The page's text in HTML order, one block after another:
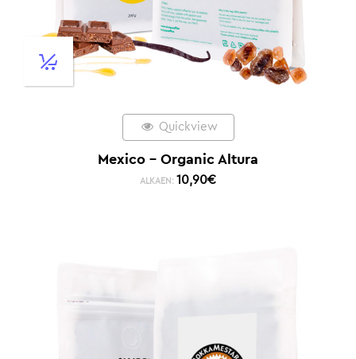
Quickview
Mexico – Organic Altura
ALKAEN: 10,90€